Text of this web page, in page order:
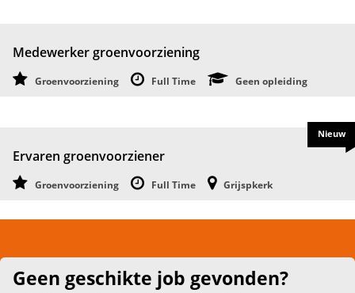
Medewerker groenvoorziening
Groenvoorziening Full Time Geen opleiding
Ervaren groenvoorziener
Groenvoorziening Full Time Grijspkerk
Nieuw
Geen geschikte job gevonden?